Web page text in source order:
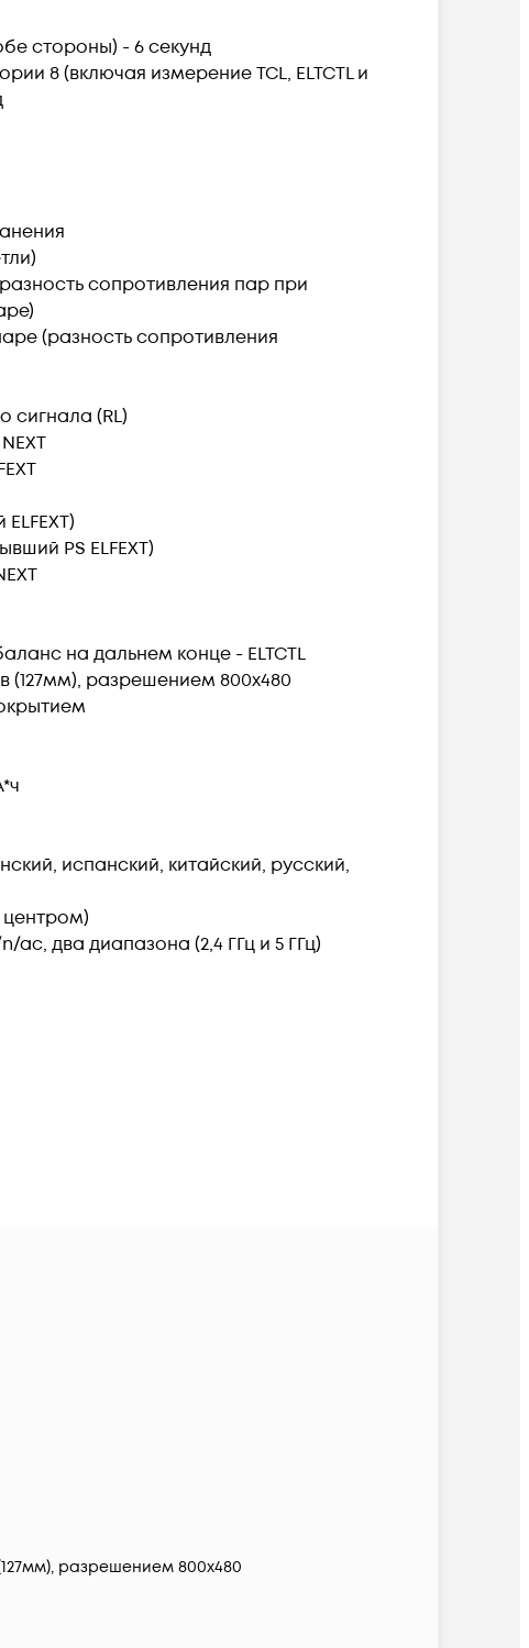
стороны) - 6 секунд
8 (включая измерение TCL, ELTCTL и
сопротивления пар при
(разность сопротивления
сигнала (RL)
PS ELFEXT)
на дальнем конце - ELTCTL
(127мм), разрешением 800х480
испанский, китайский, русский,
ac, два диапазона (2,4 ГГц и 5 ГГц)
разрешением 800х480